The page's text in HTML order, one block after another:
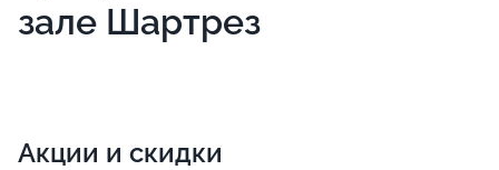
зале Шартрез
Акции и скидки